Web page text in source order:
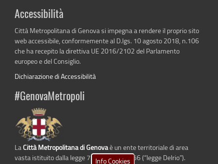
Accessibilità
Città Metropolitana di Genova si impegna a rendere il proprio sito
web accessibile, conformemente al D.lgs. 10 agosto 2018, n.106
che ha recepito la direttiva UE 2016/2102 del Parlamento
europeo e del Consiglio.
Dichiarazione di Accessibilità
#GenovaMetropoli
LaCittà Metropolitana di Genovaè un ente territoriale di area
vasta istituito dalla legge 7 aprile 2014 n. 56 (“legge Delrio”).
Info Cookies